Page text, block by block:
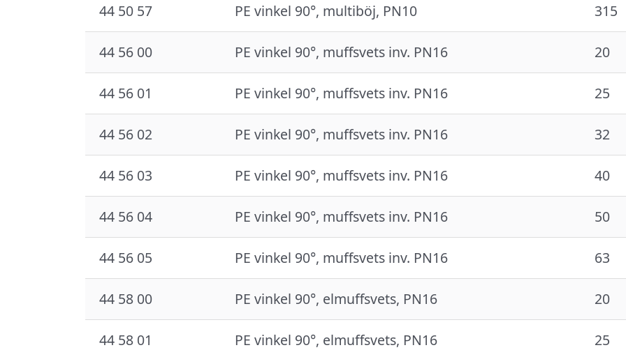
44 50 57 PE vinkel 90°, multiböj, PN10 315
44 56 00 PE vinkel 90°, muffsvets inv. PN16 20
44 56 01 PE vinkel 90°, muffsvets inv. PN16 25
44 56 02 PE vinkel 90°, muffsvets inv. PN16 32
44 56 03 PE vinkel 90°, muffsvets inv. PN16 40
44 56 04 PE vinkel 90°, muffsvets inv. PN16 50
44 56 05 PE vinkel 90°, muffsvets inv. PN16 63
44 58 00 PE vinkel 90°, elmuffsvets, PN16 20
44 58 01 PE vinkel 90°, elmuffsvets, PN16 25